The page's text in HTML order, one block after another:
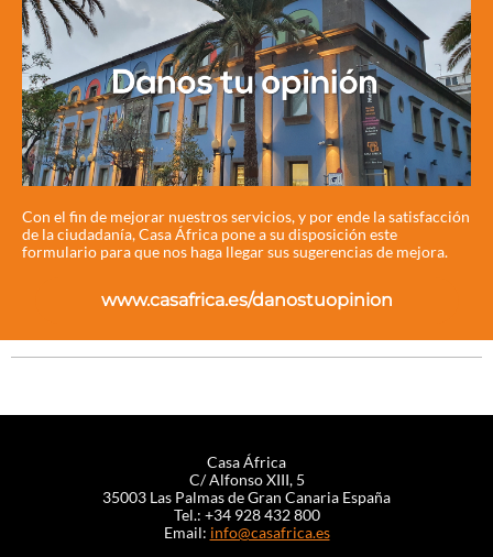
Con el fin de mejorar nuestros servicios, y por ende la satisfacción
de la ciudadanía, Casa África pone a su disposición este
formulario para que nos haga llegar sus sugerencias de mejora.
www.casafrica.es/danostuopinion
Casa África
C/ Alfonso XIII, 5
35003 Las Palmas de Gran Canaria España
Tel.: +34 928 432 800
Email: info@casafrica.es